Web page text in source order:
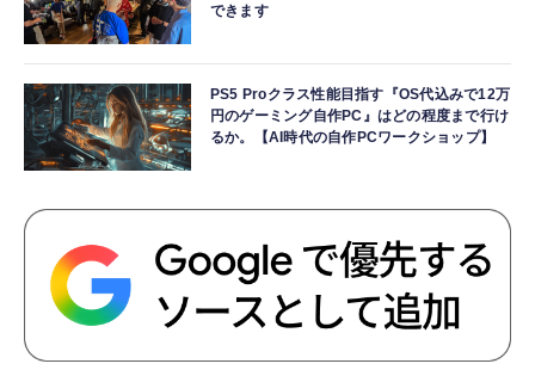
できます
PS5 Proクラス性能目指す『OS代込みで12万
円のゲーミング自作PC』はどの程度まで行け
るか。【AI時代の自作PCワークショップ】